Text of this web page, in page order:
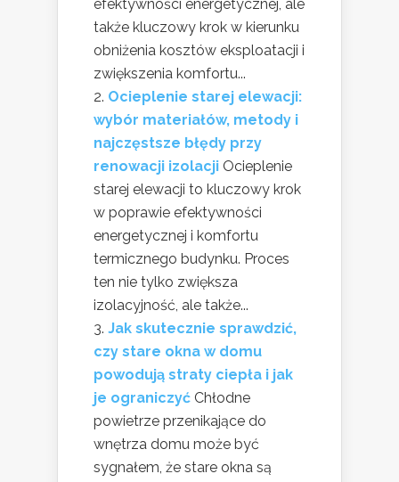
efektywności energetycznej, ale
także kluczowy krok w kierunku
obniżenia kosztów eksploatacji i
zwiększenia komfortu...
Ocieplenie starej elewacji:
wybór materiałów, metody i
najczęstsze błędy przy
renowacji izolacji Ocieplenie
starej elewacji to kluczowy krok
w poprawie efektywności
energetycznej i komfortu
termicznego budynku. Proces
ten nie tylko zwiększa
izolacyjność, ale także...
Jak skutecznie sprawdzić,
czy stare okna w domu
powodują straty ciepła i jak
je ograniczyć Chłodne
powietrze przenikające do
wnętrza domu może być
sygnałem, że stare okna są